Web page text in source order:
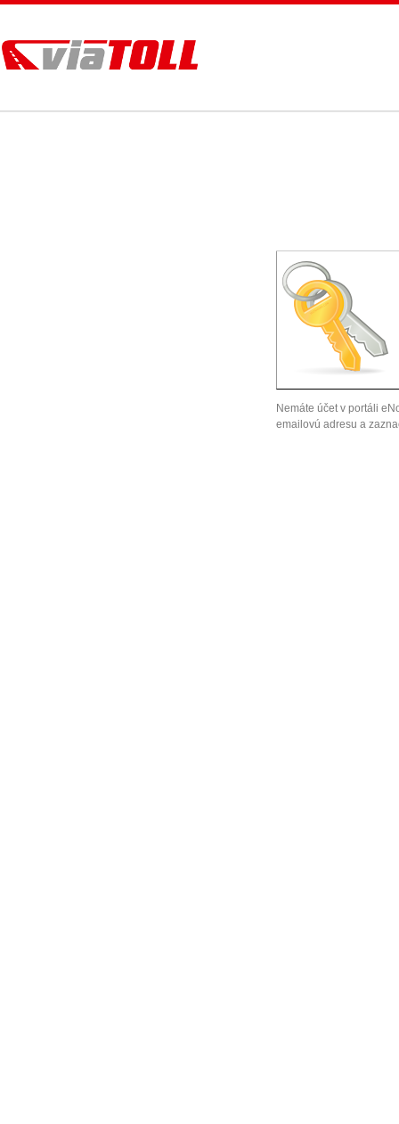
Nemáte účet v portáli
emailovú adresu a